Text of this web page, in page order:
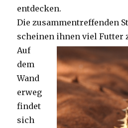
entdecken.
Die zusammentreffenden
scheinen ihnen viel Futter
Auf
dem
Wand
erweg
findet
sich